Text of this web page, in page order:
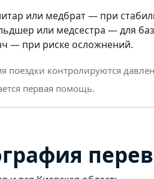
или медбрат — при
или медсестра — для
— при риске осложнений.
поездки контролируются
первая помощь.